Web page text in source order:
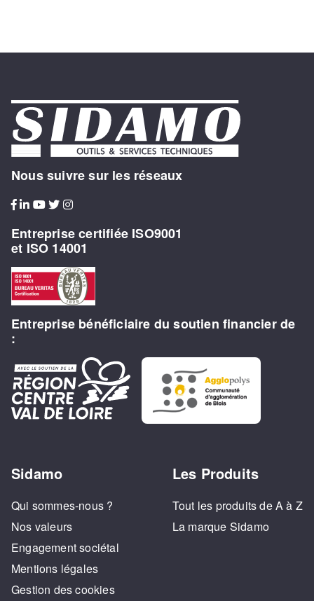
Nous suivre sur les réseaux
Entreprise certifiée ISO9001
et ISO 14001
Entreprise bénéficiaire du soutien financier de
:
Sidamo
Qui sommes-nous ?
Nos valeurs
Engagement sociétal
Mentions légales
Gestion des cookies
Les Produits
Tout les produits de A à Z
La marque Sidamo